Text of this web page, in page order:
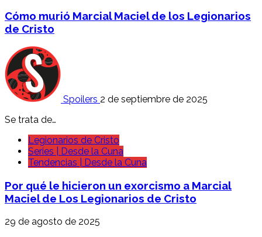
Cómo murió Marcial Maciel de los Legionarios
de Cristo
Spoilers 2 de septiembre de 2025
Se trata de…
Legionarios de Cristo
Series | Desde la Cuna
Tendencias | Desde la Cuna
Por qué le hicieron un exorcismo a Marcial
Maciel de Los Legionarios de Cristo
29 de agosto de 2025